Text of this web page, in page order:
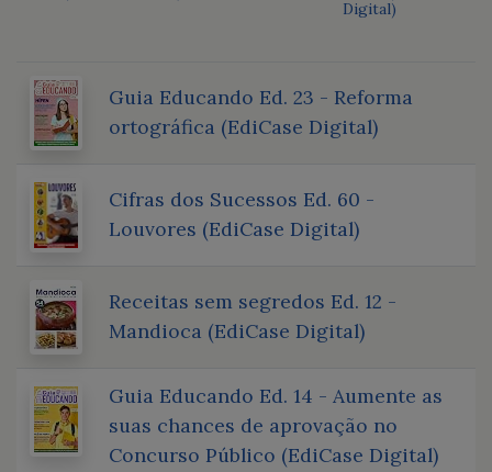
Digital)
Guia Educando Ed. 23 - Reforma
ortográfica (EdiCase Digital)
Cifras dos Sucessos Ed. 60 -
Louvores (EdiCase Digital)
Receitas sem segredos Ed. 12 -
Mandioca (EdiCase Digital)
Guia Educando Ed. 14 - Aumente as
suas chances de aprovação no
Concurso Público (EdiCase Digital)